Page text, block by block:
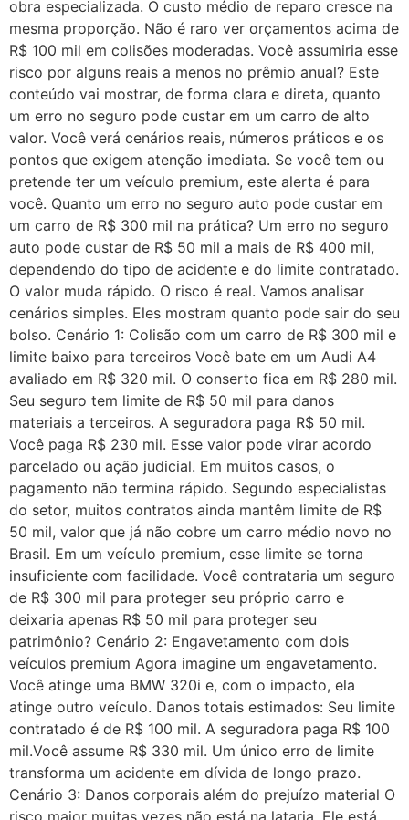
obra especializada. O custo médio de reparo cresce na
mesma proporção. Não é raro ver orçamentos acima de
R$ 100 mil em colisões moderadas. Você assumiria esse
risco por alguns reais a menos no prêmio anual? Este
conteúdo vai mostrar, de forma clara e direta, quanto
um erro no seguro pode custar em um carro de alto
valor. Você verá cenários reais, números práticos e os
pontos que exigem atenção imediata. Se você tem ou
pretende ter um veículo premium, este alerta é para
você. Quanto um erro no seguro auto pode custar em
um carro de R$ 300 mil na prática? Um erro no seguro
auto pode custar de R$ 50 mil a mais de R$ 400 mil,
dependendo do tipo de acidente e do limite contratado.
O valor muda rápido. O risco é real. Vamos analisar
cenários simples. Eles mostram quanto pode sair do seu
bolso. Cenário 1: Colisão com um carro de R$ 300 mil e
limite baixo para terceiros Você bate em um Audi A4
avaliado em R$ 320 mil. O conserto fica em R$ 280 mil.
Seu seguro tem limite de R$ 50 mil para danos
materiais a terceiros. A seguradora paga R$ 50 mil.
Você paga R$ 230 mil. Esse valor pode virar acordo
parcelado ou ação judicial. Em muitos casos, o
pagamento não termina rápido. Segundo especialistas
do setor, muitos contratos ainda mantêm limite de R$
50 mil, valor que já não cobre um carro médio novo no
Brasil. Em um veículo premium, esse limite se torna
insuficiente com facilidade. Você contrataria um seguro
de R$ 300 mil para proteger seu próprio carro e
deixaria apenas R$ 50 mil para proteger seu
patrimônio? Cenário 2: Engavetamento com dois
veículos premium Agora imagine um engavetamento.
Você atinge uma BMW 320i e, com o impacto, ela
atinge outro veículo. Danos totais estimados: Seu limite
contratado é de R$ 100 mil. A seguradora paga R$ 100
mil.Você assume R$ 330 mil. Um único erro de limite
transforma um acidente em dívida de longo prazo.
Cenário 3: Danos corporais além do prejuízo material O
risco maior muitas vezes não está na lataria. Ele está